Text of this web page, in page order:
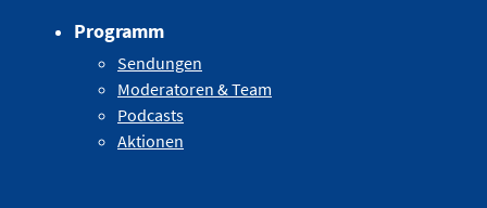
Programm
Sendungen
Moderatoren & Team
Podcasts
Aktionen